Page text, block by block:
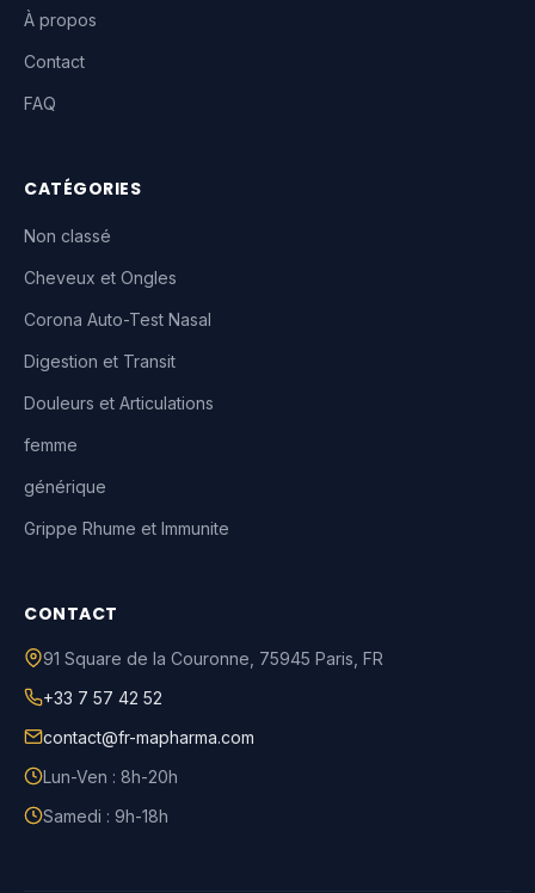
À propos
Contact
FAQ
CATÉGORIES
Non classé
Cheveux et Ongles
Corona Auto-Test Nasal
Digestion et Transit
Douleurs et Articulations
femme
générique
Grippe Rhume et Immunite
CONTACT
91 Square de la Couronne 75945 Paris FR
+33 7 57 42 52
contact@fr-mapharma.com
Lun-Ven : 8h-20h
Samedi : 9h-18h